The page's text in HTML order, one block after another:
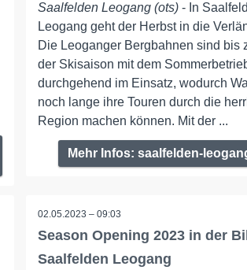
Saalfelden Leogang (ots) - In
Leogang geht der Herbst in die
Die Leoganger Bergbahnen sind bis
der Skisaison mit dem
durchgehend im Einsatz, wodurch
noch lange ihre Touren durch die
Region machen können. Mit der ...
Mehr Infos: saalfelden-
02.05.2023 – 09:03
Season Opening 2023 in der
Saalfelden Leogang